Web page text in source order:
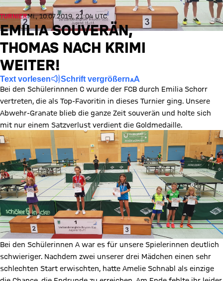
TURNIERMi., 10.07.2019, 21:04 UTC
EMILIA SOUVERÄN,
THOMAS NACH KRIMI
WEITER!
Text vorlesen Schrift vergrößern
Bei den Schülerinnnen C wurde der FCB durch Emilia Schorr
vertreten, die als Top-Favoritin in dieses Turnier ging. Unsere
Abwehr-Granate blieb die ganze Zeit souverän und holte sich
mit nur einem Satzverlust verdient die Goldmedaille.
Bei den Schülerinnen A war es für unsere Spielerinnen deutlich
schwieriger. Nachdem zwei unserer drei Mädchen einen sehr
schlechten Start erwischten, hatte Amelie Schnabl als einzige